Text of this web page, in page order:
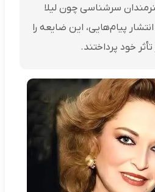
سرشناسی چون لیلا
پیام‌هایی، این ضایعه را
خود پرداختند.